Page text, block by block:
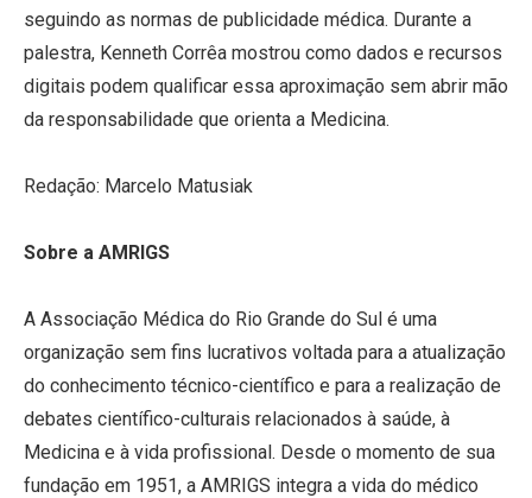
seguindo as normas de publicidade médica. Durante a
palestra, Kenneth Corrêa mostrou como dados e recursos
digitais podem qualificar essa aproximação sem abrir mão
da responsabilidade que orienta a Medicina.
Redação: Marcelo Matusiak
Sobre a AMRIGS
A Associação Médica do Rio Grande do Sul é uma
organização sem fins lucrativos voltada para a atualização
do conhecimento técnico-científico e para a realização de
debates científico-culturais relacionados à saúde, à
Medicina e à vida profissional. Desde o momento de sua
fundação em 1951, a AMRIGS integra a vida do médico